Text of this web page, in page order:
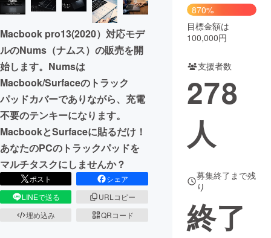
CAMPFIRE for Social Good CAMPFIRE Creation
CAMPFIREふるさと納税machi-ya コミュニティ
Macbook pro13(2020）対応モデ
ルのNums（ナムス）の販売を開
始します。Numsは
Macbook/Surfaceのトラック
パッドカバーでありながら、充電
不要のテンキーになります。
MacbookとSurfaceに貼るだけ！
あなたのPCのトラックパッドを
マルチタスクにしませんか？
ポスト
シェア
LINEで送る
URLコピー
埋め込み
QRコード
870%
目標金額は
100,000円
支援者数
278
人
募集終了まで残
り
終了